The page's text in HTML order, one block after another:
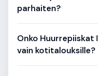
parhaiten?
Onko
vain kotitalouksille?